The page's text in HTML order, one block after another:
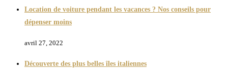
Location de voiture pendant les vacances ? Nos conseils pour
dépenser moins
avril 27, 2022
Découverte des plus belles îles italiennes